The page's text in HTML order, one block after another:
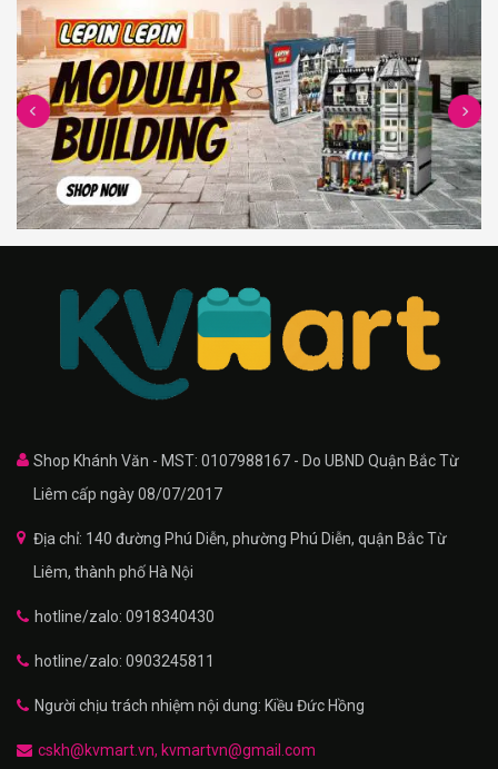
Shop Khánh Văn - MST: 0107988167 - Do UBND Quận Bắc Từ
Liêm cấp ngày 08/07/2017
Địa chỉ: 140 đường Phú Diễn, phường Phú Diễn, quận Bắc Từ
Liêm, thành phố Hà Nội
hotline/zalo: 0918340430
hotline/zalo: 0903245811
Người chịu trách nhiệm nội dung: Kiều Đức Hồng
cskh@kvmart.vn, kvmartvn@gmail.com